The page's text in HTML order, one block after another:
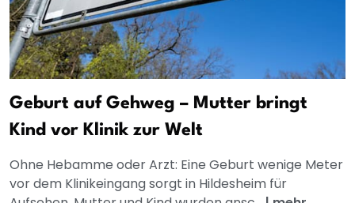
Geburt auf Gehweg – Mutter bringt
Kind vor Klinik zur Welt
Ohne Hebamme oder Arzt: Eine Geburt wenige Meter
vor dem Klinikeingang sorgt in Hildesheim für